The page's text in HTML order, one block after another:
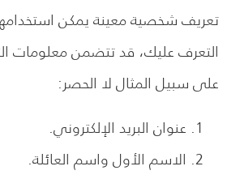
تعريف شخصية معينة يمكن
التعرف عليك، قد تتضمن معلومات
على سبيل المثال لا الحصر:
عنوان البريد الإلكتروني.
الاسم الأول واسم العائلة.